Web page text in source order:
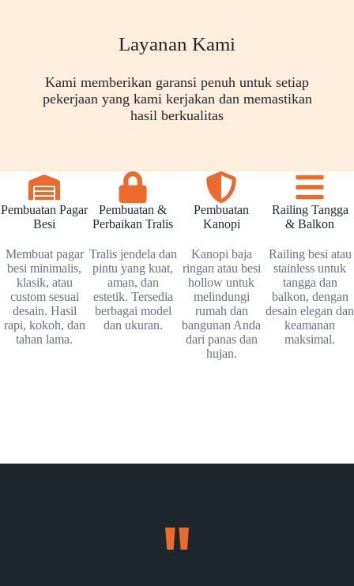
Layanan Kami
Kami memberikan garansi penuh untuk setiap
pekerjaan yang kami kerjakan dan memastikan
hasil berkualitas
Pembuatan Pagar
Besi
Membuat pagar
besi minimalis,
klasik, atau
custom sesuai
desain. Hasil
rapi, kokoh, dan
tahan lama.
Pembuatan &
Perbaikan Tralis
Tralis jendela dan
pintu yang kuat,
aman, dan
estetik. Tersedia
berbagai model
dan ukuran.
Pembuatan
Kanopi
Kanopi baja
ringan atau besi
hollow untuk
melindungi
rumah dan
bangunan Anda
dari panas dan
hujan.
Railing Tangga
& Balkon
Railing besi atau
stainless untuk
tangga dan
balkon, dengan
desain elegan dan
keamanan
maksimal.